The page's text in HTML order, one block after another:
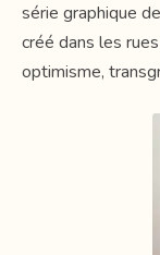
série graphique
créé dans les
optimisme,